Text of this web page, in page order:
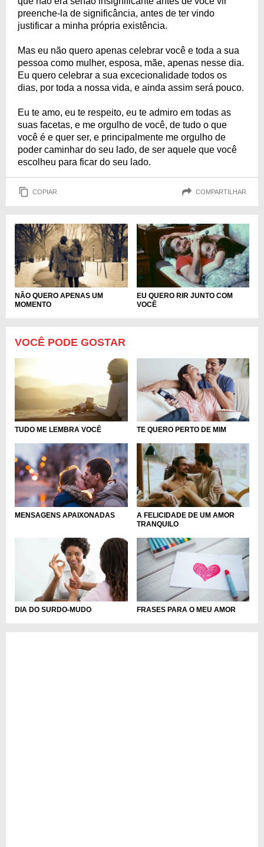
preenche-la de significância, antes de ter vindo
justificar a minha própria existência.
Mas eu não quero apenas celebrar você e toda a sua
pessoa como mulher, esposa, mãe, apenas nesse dia.
Eu quero celebrar a sua excecionalidade todos os
dias, por toda a nossa vida, e ainda assim será pouco.
Eu te amo, eu te respeito, eu te admiro em todas as
suas facetas, e me orgulho de você, de tudo o que
você é e quer ser, e principalmente me orgulho de
poder caminhar do seu lado, de ser aquele que você
escolheu para ficar do seu lado.
COPIAR COMPARTILHAR
NÃO QUERO APENAS UM
MOMENTO
EU QUERO RIR JUNTO COM
VOCÊ
VOCÊ PODE GOSTAR
TUDO ME LEMBRA VOCÊ TE QUERO PERTO DE MIM
MENSAGENS APAIXONADAS
A FELICIDADE DE UM AMOR
TRANQUILO
DIA DO SURDO-MUDO FRASES PARA O MEU AMOR